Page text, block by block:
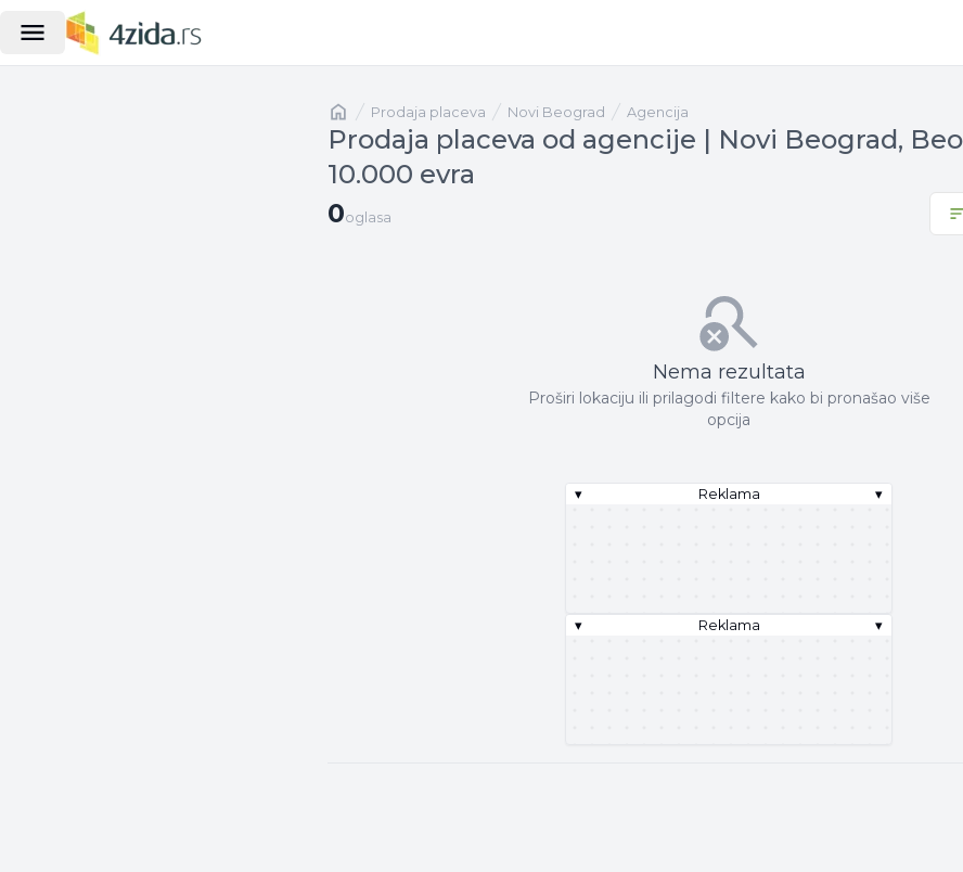
Naslovnaprodaja placeva Novi Beograd agencija
Prodaja placeva od agencije | Novi Beograd,
10.000 evra
0 oglasa
0oglasa
Nema rezultata
Proširi lokaciju ili prilagodi filtere kako bi pronašao više
opcija
▾ Reklama ▾
▾ Reklama ▾